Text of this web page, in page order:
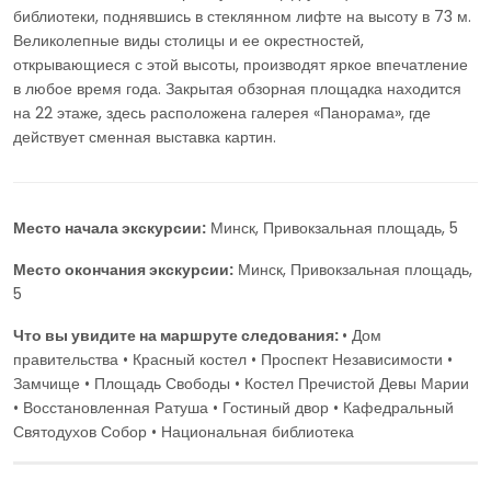
библиотеки, поднявшись в стеклянном лифте на высоту в 73 м.
Великолепные виды столицы и ее окрестностей,
открывающиеся с этой высоты, производят яркое впечатление
в любое время года. Закрытая обзорная площадка находится
на 22 этаже, здесь расположена галерея «Панорама», где
действует сменная выставка картин.
Место начала экскурсии: Минск, Привокзальная площадь, 5
Место окончания экскурсии: Минск, Привокзальная площадь,
5
Что вы увидите на маршруте следования: • Дом
правительства • Красный костел • Проспект Независимости •
Замчище • Площадь Свободы • Костел Пречистой Девы Марии
• Восстановленная Ратуша • Гостиный двор • Кафедральный
Святодухов Собор • Национальная библиотека